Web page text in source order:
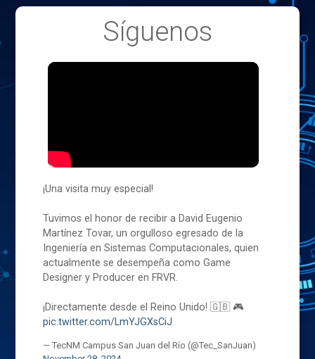
Síguenos
¡Una visita muy especial!
Tuvimos el honor de recibir a David Eugenio
Martínez Tovar, un orgulloso egresado de la
Ingeniería en Sistemas Computacionales, quien
actualmente se desempeña como Game
Designer y Producer en FRVR.
¡Directamente desde el Reino Unido! 🇬🇧 🎮
pic.twitter.com/LmYJGXsCiJ
— TecNM Campus San Juan del Río (@Tec_SanJuan)